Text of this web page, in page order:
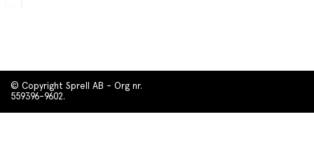
© Copyright Sprell AB - Org nr.
559396-9602.